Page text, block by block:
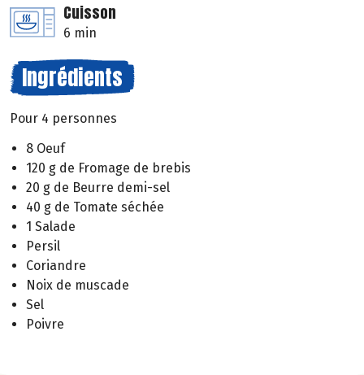
Cuisson
6 min
Ingrédients
Pour 4 personnes
8 Oeuf
120 g de Fromage de brebis
20 g de Beurre demi-sel
40 g de Tomate séchée
1 Salade
Persil
Coriandre
Noix de muscade
Sel
Poivre